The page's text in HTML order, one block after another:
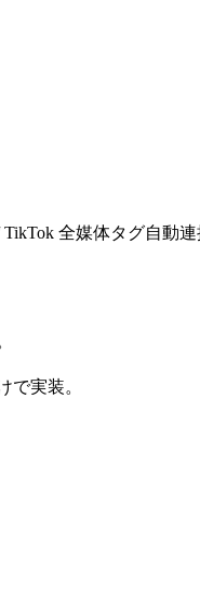
全媒体タグ自動連
で実装。